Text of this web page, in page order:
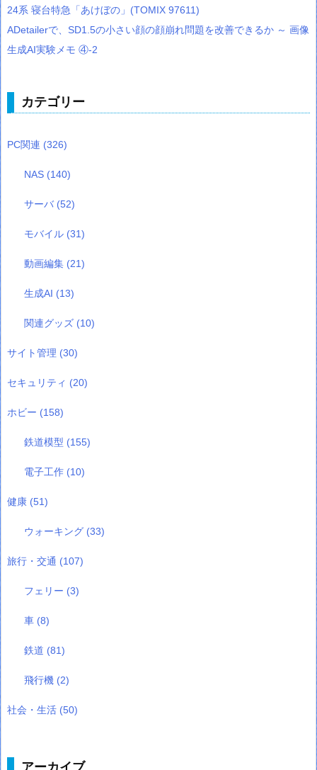
24系 寝台特急「あけぼの」(TOMIX 97611)
ADetailerで、SD1.5の小さい顔の顔崩れ問題を改善できるか ～ 画像
生成AI実験メモ ④-2
カテゴリー
PC関連 (326)
NAS (140)
サーバ (52)
モバイル (31)
動画編集 (21)
生成AI (13)
関連グッズ (10)
サイト管理 (30)
セキュリティ (20)
ホビー (158)
鉄道模型 (155)
電子工作 (10)
健康 (51)
ウォーキング (33)
旅行・交通 (107)
フェリー (3)
車 (8)
鉄道 (81)
飛行機 (2)
社会・生活 (50)
アーカイブ